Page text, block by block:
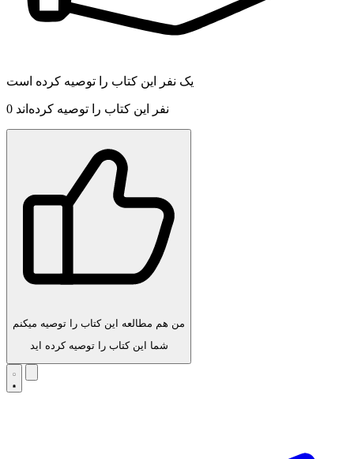
یک نفر این کتاب را توصیه کرده است
0 نفر این کتاب را توصیه کرده‌اند
من هم مطالعه این کتاب را توصیه میکنم
شما این کتاب را توصیه کرده اید